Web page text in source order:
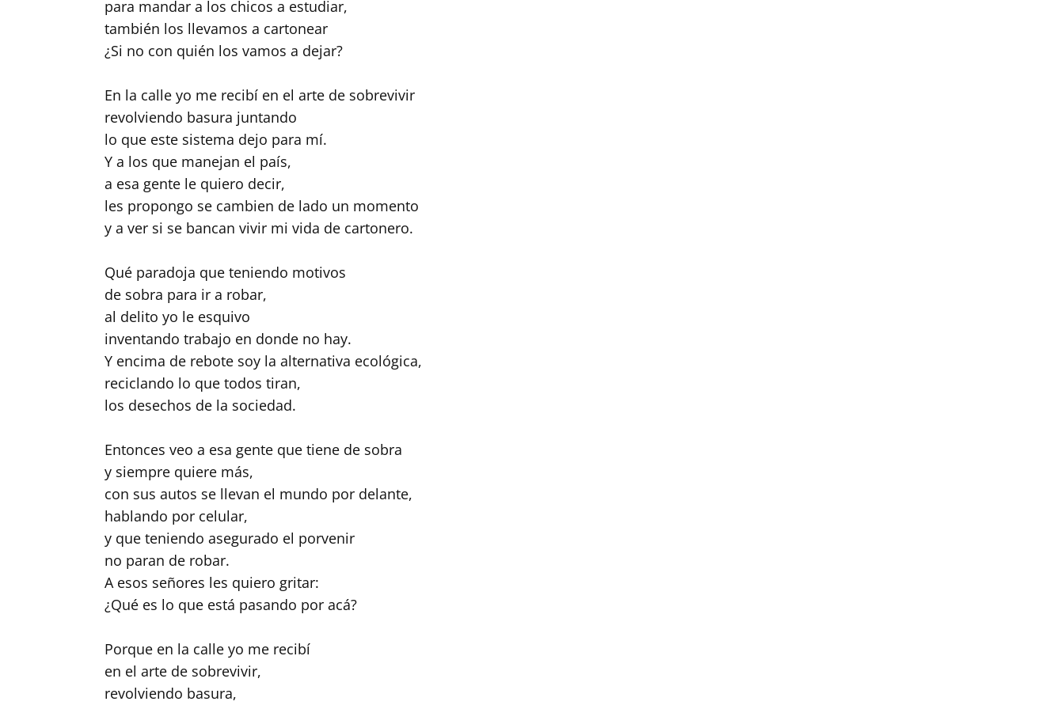
para mandar a los chicos a estudiar,
también los llevamos a cartonear
¿Si no con quién los vamos a dejar?
En la calle yo me recibí en el arte de sobrevivir
revolviendo basura juntando
lo que este sistema dejo para mí.
Y a los que manejan el país,
a esa gente le quiero decir,
les propongo se cambien de lado un momento
y a ver si se bancan vivir mi vida de cartonero.
Qué paradoja que teniendo motivos
de sobra para ir a robar,
al delito yo le esquivo
inventando trabajo en donde no hay.
Y encima de rebote soy la alternativa ecológica,
reciclando lo que todos tiran,
los desechos de la sociedad.
Entonces veo a esa gente que tiene de sobra
y siempre quiere más,
con sus autos se llevan el mundo por delante,
hablando por celular,
y que teniendo asegurado el porvenir
no paran de robar.
A esos señores les quiero gritar:
¿Qué es lo que está pasando por acá?
Porque en la calle yo me recibí
en el arte de sobrevivir,
revolviendo basura,